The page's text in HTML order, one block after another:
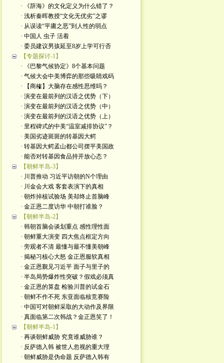
· 《辞海》的文化定义为什么错了？
· 浅析秦晖教授“文化无优劣”之谬
· 从误读“平庸之恶”到人性的弱点
· 中国人 虫子 活着
· 委员建议男孩延至8岁上学可行否
【专题探讨-1】
· 《巴黎气候协定》8个基本问题
· 气候大会中美博弈的那些吸睛戏码
· 【商榷】大脑存在感性思维吗？
· 演变在最前列的汉语之优势（下）
· 演变在最前列的汉语之优势（中）
· 演变在最前列的汉语之优势（上）
· 里程碑式的中美“温室减排协议”？
· 美国劣迹斑斑的转基因大鳄
· 转基因大鳄孟山都公司摆平美国政
· 能否对转基因食品持开放心态？
【朝鲜半岛-3】
· 川普推动 习近平访朝的N个理由
· 川金会大戏 客套表演下的真相
· 朝炸掉核试验场 美却终止首脑峰
· 金正恩二度访华 中朝打谁脸？
【朝鲜半岛-2】
· 韩朝首脑会谈划重点 感性理性面
· 朝鲜重大演变 四大焦点框定方向
· 旁观者不清 最懂与最不懂美朝峰
· 揭秘习核心大怒 金正恩服软真相
· 金正恩觐见习近平 面子与里子的
· 半岛局势爆炸性突破？假戏必须真
· 金正恩的算盘 检验川普的试金石
· 朝鲜不作不死 东亚面临核竞赛险
· 中国可对朝鲜采取的大动作及界限
· 真面临第二次韩战？金正恩笑了！
【朝鲜半岛-1】
· 再谈朝鲜威胁 究竟谁威胁谁？
· 反萨德入韩 被世人忽视的重大理
· 朝鲜威胁是伪命题 反萨德入韩有